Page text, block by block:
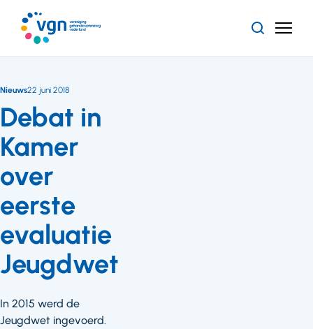
naar
hoofdinhoud
ZoekenMenu
Debat in
Kamer
over
eerste
evaluatie
Jeugdwet
Nieuws22 juni 2018
In 2015 werd de
Jeugdwet ingevoerd.